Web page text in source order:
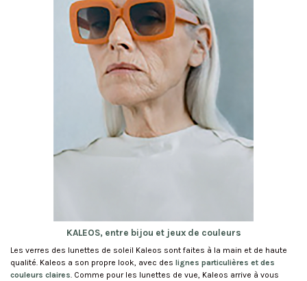
KALEOS, entre bijou et jeux de couleurs
Les verres des lunettes de soleil Kaleos sont faites à la main et de haute
qualité. Kaleos a son propre look, avec des lignes particulières et des
couleurs claires. Comme pour les lunettes de vue, Kaleos arrive à vous